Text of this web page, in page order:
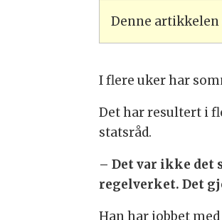
Denne artikkelen
I flere uker har
Det har resultert i
statsråd.
– Det var ikke det
regelverket. Det
Han har jobbet